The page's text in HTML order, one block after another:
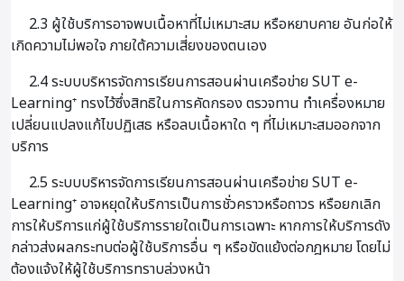
2.3 ผู้ใช้บริการอาจพบเนื้อหาที่ไม่เหมาะสม หรือหยาบคาย อันก่อให้
เกิดความไม่พอใจ ภายใต้ความเสี่ยงของตนเอง
2.4 ระบบบริหารจัดการเรียนการสอนผ่านเครือข่าย SUT e-
Learning⁺ ทรงไว้ซึ่งสิทธิในการคัดกรอง ตรวจทาน ทำเครื่องหมาย
เปลี่ยนแปลงแก้ไขปฏิเสธ หรือลบเนื้อหาใด ๆ ที่ไม่เหมาะสมออกจาก
บริการ
2.5 ระบบบริหารจัดการเรียนการสอนผ่านเครือข่าย SUT e-
Learning⁺ อาจหยุดให้บริการเป็นการชั่วคราวหรือถาวร หรือยกเลิก
การให้บริการแก่ผู้ใช้บริการรายใดเป็นการเฉพาะ หากการให้บริการดัง
กล่าวส่งผลกระทบต่อผู้ใช้บริการอื่น ๆ หรือขัดแย้งต่อกฎหมาย โดยไม่
ต้องแจ้งให้ผู้ใช้บริการทราบล่วงหน้า